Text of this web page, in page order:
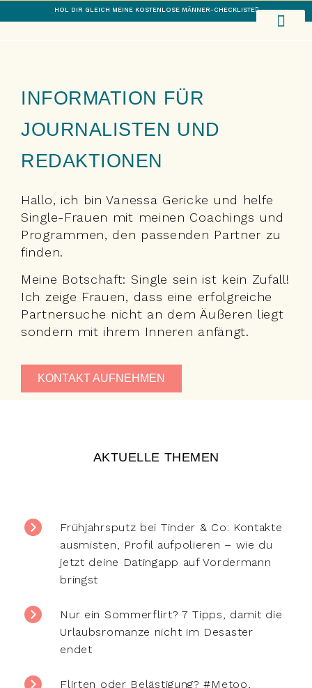
HOL DIR GLEICH MEINE KOSTENLOSE MÄNNER-CHECKLISTE
INFORMATION FÜR
JOURNALISTEN UND
REDAKTIONEN
Hallo, ich bin Vanessa Gericke und helfe
Single-Frauen mit meinen Coachings und
Programmen, den passenden Partner zu
finden.
Meine Botschaft: Single sein ist kein Zufall!
Ich zeige Frauen, dass eine erfolgreiche
Partnersuche nicht an dem Äußeren liegt
sondern mit ihrem Inneren anfängt.
KONTAKT AUFNEHMEN
AKTUELLE THEMEN
Frühjahrsputz bei Tinder & Co: Kontakte
ausmisten, Profil aufpolieren – wie du
jetzt deine Datingapp auf Vordermann
bringst
Nur ein Sommerflirt? 7 Tipps, damit die
Urlaubsromanze nicht im Desaster
endet
Flirten oder Belästigung? #Metoo,